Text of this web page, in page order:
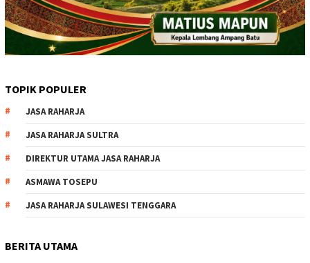
TOPIK POPULER
JASA RAHARJA
JASA RAHARJA SULTRA
DIREKTUR UTAMA JASA RAHARJA
ASMAWA TOSEPU
JASA RAHARJA SULAWESI TENGGARA
BERITA UTAMA